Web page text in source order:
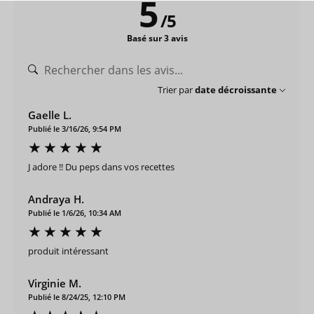
5/5
Basé sur 3 avis
Trier pardate décroissante
Gaelle L.
Publié le 3/16/26, 9:54 PM
J adore !! Du peps dans vos recettes
Andraya H.
Publié le 1/6/26, 10:34 AM
produit intéressant
Virginie M.
Publié le 8/24/25, 12:10 PM